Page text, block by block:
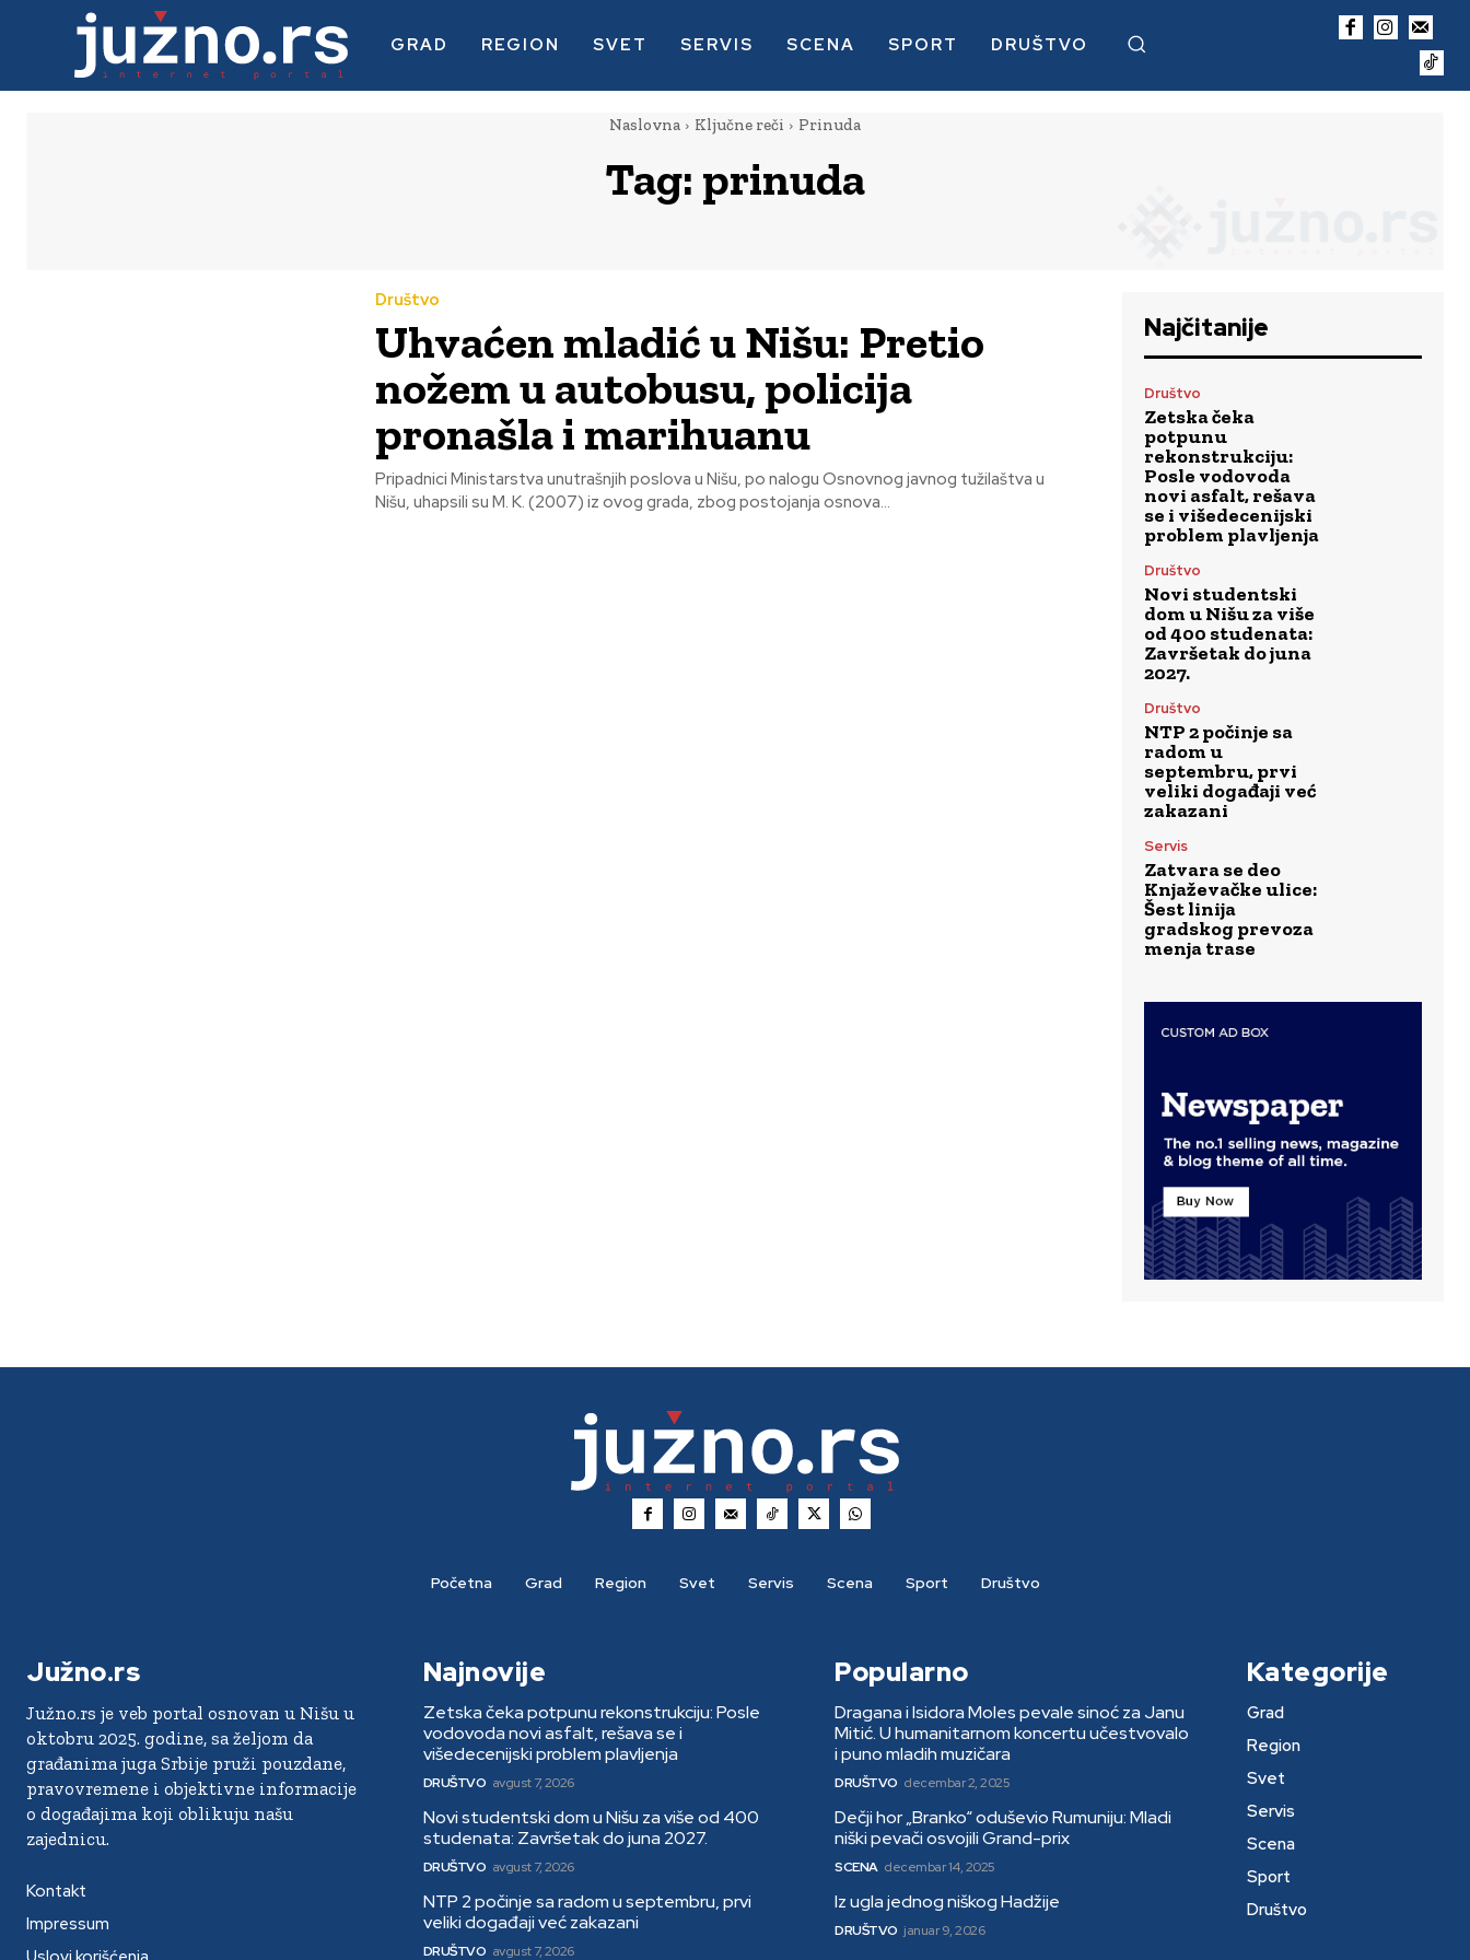
GRAD REGION SVET SERVIS SCENA SPORT DRUŠTVO
Naslovna Ključne reči Prinuda
Tag: prinuda
Društvo
Uhvaćen mladić u Nišu: Pretio
nožem u autobusu, policija
pronašla i marihuanu
Pripadnici Ministarstva unutrašnjih poslova u Nišu, po nalogu Osnovnog javnog tužilaštva u
Nišu, uhapsili su M. K. (2007) iz ovog grada, zbog postojanja osnova...
Najčitanije
Društvo
Zetska čeka
potpunu
rekonstrukciju:
Posle vodovoda
novi asfalt, rešava
se i višedecenijski
problem plavljenja
Društvo
Novi studentski
dom u Nišu za više
od 400 studenata:
Završetak do juna
2027.
Društvo
NTP 2 počinje sa
radom u
septembru, prvi
veliki događaji već
zakazani
Servis
Zatvara se deo
Knjaževačke ulice:
Šest linija
gradskog prevoza
menja trase
Početna Grad Region Svet Servis Scena Sport Društvo
Južno.rs
Južno.rs je veb portal osnovan u Nišu u
oktobru 2025. godine, sa željom da
građanima juga Srbije pruži pouzdane,
pravovremene i objektivne informacije
o događajima koji oblikuju našu
zajednicu.
Kontakt
Impressum
Najnovije
Zetska čeka potpunu rekonstrukciju: Posle
vodovoda novi asfalt, rešava se i
višedecenijski problem plavljenja
DRUŠTVO avgust 7, 2026
Novi studentski dom u Nišu za više od 400
studenata: Završetak do juna 2027.
DRUŠTVO avgust 7, 2026
NTP 2 počinje sa radom u septembru, prvi
veliki događaji već zakazani
DRUŠTVO avgust 7, 2026
Popularno
Dragana i Isidora Moles pevale sinoć za Janu
Mitić. U humanitarnom koncertu učestvovalo
i puno mladih muzičara
DRUŠTVO decembar 2, 2025
Dečji hor „Branko“ oduševio Rumuniju: Mladi
niški pevači osvojili Grand-prix
SCENA decembar 14, 2025
Iz ugla jednog niškog Hadžije
DRUŠTVO januar 9, 2026
Kategorije
Grad
Region
Svet
Servis
Scena
Sport
Društvo